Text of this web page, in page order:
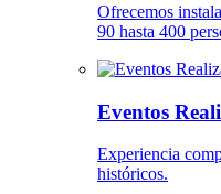
Ofrecemos
90 hasta 400
Eventos
Experiencia
históricos.